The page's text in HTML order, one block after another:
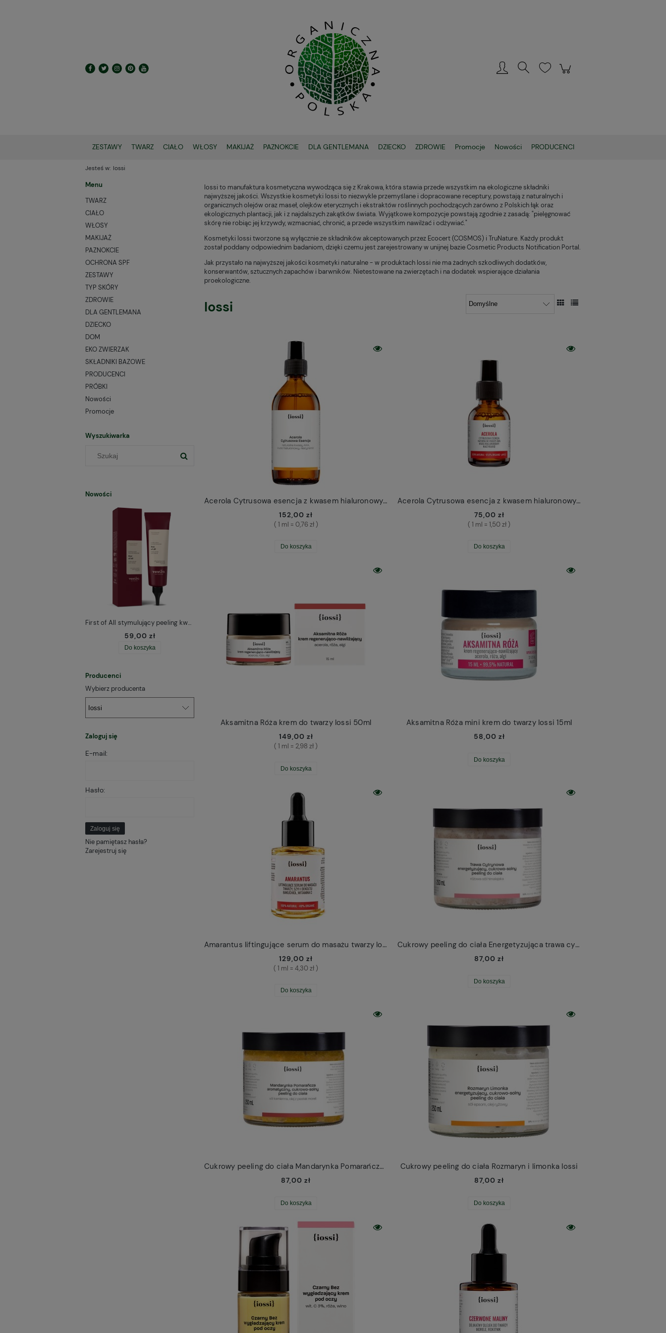
ZESTAWY TWARZ CIAŁO WŁOSY MAKIJAŻ PAZNOKCIE DLA GENTLEMANA DZIECKO ZDROWIE Promocje Nowości PRODUCENCI
Jesteś w: Iossi
Menu
TWARZ
CIAŁO
WŁOSY
MAKIJAŻ
PAZNOKCIE
OCHRONA SPF
ZESTAWY
TYP SKÓRY
ZDROWIE
DLA GENTLEMANA
DZIECKO
DOM
EKO ZWIERZAK
SKŁADNIKI BAZOWE
PRODUCENCI
PRÓBKI
Nowości
Promocje
Wyszukiwarka
Nowości
First of All stymulujący peeling kwasowy do skóry głowy Resibo
59,00 zł
Do koszyka
79,00 zł
Do koszyka
30,00 zł
Do koszyka
Producenci
Wybierz producenta
Zaloguj się
E-mail:
Hasło:
Zaloguj się
Nie pamiętasz hasła?
Zarejestruj się
Iossi to manufaktura kosmetyczna wywodząca się z Krakowa, która stawia przede wszystkim na ekologiczne składniki
najwyższej jakości. Wszystkie kosmetyki Iossi to niezwykle przemyślane i dopracowane receptury, powstają z naturalnych i
organicznych olejów oraz maseł, olejków eterycznych i ekstraktów roślinnych pochodzących zarówno z Polskich łąk oraz
ekologicznych plantacji, jak i z najdalszych zakątków świata. Wyjątkowe kompozycje powstają zgodnie z zasadą: "pielęgnować
skórę nie robiąc jej krzywdy, wzmacniać, chronić, a przede wszystkim nawilżać i odżywiać."
Kosmetyki Iossi tworzone są wyłącznie ze składników akceptowanych przez Ecocert (COSMOS) i TruNature. Każdy produkt
został poddany odpowiednim badaniom, dzięki czemu jest zarejestrowany w unijnej bazie Cosmetic Products Notification Portal.
Jak przystało na najwyższej jakości kosmetyki naturalne - w produktach Iossi nie ma żadnych szkodliwych dodatków,
konserwantów, sztucznych zapachów i barwników. Nietestowane na zwierzętach i na dodatek wspierające działania
proekologiczne.
Iossi
Acerola Cytrusowa esencja z kwasem hialuronowym Iossi 200ml
152,00 zł
( 1 ml = 0,76 zł )
Do koszyka
Acerola Cytrusowa esencja z kwasem hialuronowym Iossi mini 50ml
75,00 zł
( 1 ml = 1,50 zł )
Do koszyka
Aksamitna Róża krem do twarzy Iossi 50ml
149,00 zł
( 1 ml = 2,98 zł )
Do koszyka
Aksamitna Róża mini krem do twarzy Iossi 15ml
58,00 zł
Do koszyka
Amarantus liftingujące serum do masażu twarzy Iossi
129,00 zł
( 1 ml = 4,30 zł )
Do koszyka
Cukrowy peeling do ciała Energetyzująca trawa cytrynowa Iossi
87,00 zł
Do koszyka
Cukrowy peeling do ciała Mandarynka Pomarańcza Iossi
87,00 zł
Do koszyka
Cukrowy peeling do ciała Rozmaryn i limonka Iossi
87,00 zł
Do koszyka